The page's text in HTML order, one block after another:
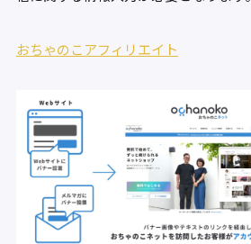
おちゃのこアフィリエイト